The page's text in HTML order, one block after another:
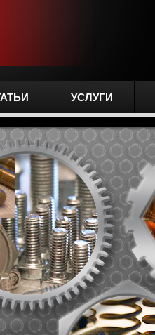
УСЛУГИ